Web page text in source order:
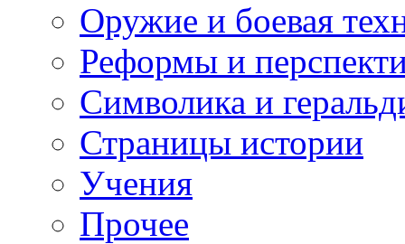
Оружие и боевая
Реформы и
Символика и
Страницы истории
Учения
Прочее